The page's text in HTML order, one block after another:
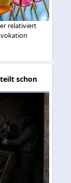
relativiert
schon